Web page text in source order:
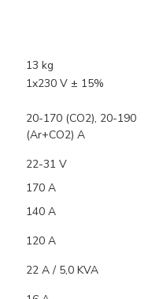
13 kg
1x230 V ± 15%
20-170 (CO2), 20-190
(Ar+CO2) A
22-31 V
170 A
140 A
120 A
22 A / 5,0 KVA